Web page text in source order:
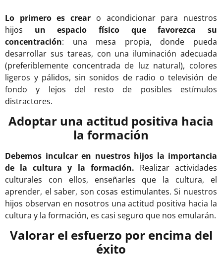
Lo primero es crear o acondicionar para nuestros
hijos un espacio físico que favorezca su
concentración: una mesa propia, donde pueda
desarrollar sus tareas, con una iluminación adecuada
(preferiblemente concentrada de luz natural), colores
ligeros y pálidos, sin sonidos de radio o televisión de
fondo y lejos del resto de posibles estímulos
distractores.
Adoptar una actitud positiva hacia
la formación
Debemos inculcar en nuestros hijos la importancia
de la cultura y la formación. Realizar actividades
culturales con ellos, enseñarles que la cultura, el
aprender, el saber, son cosas estimulantes. Si nuestros
hijos observan en nosotros una actitud positiva hacia la
cultura y la formación, es casi seguro que nos emularán.
Valorar el esfuerzo por encima del
éxito